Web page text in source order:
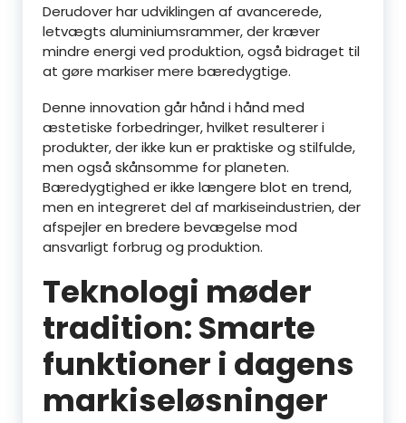
Derudover har udviklingen af avancerede,
letvægts aluminiumsrammer, der kræver
mindre energi ved produktion, også bidraget til
at gøre markiser mere bæredygtige.
Denne innovation går hånd i hånd med
æstetiske forbedringer, hvilket resulterer i
produkter, der ikke kun er praktiske og stilfulde,
men også skånsomme for planeten.
Bæredygtighed er ikke længere blot en trend,
men en integreret del af markiseindustrien, der
afspejler en bredere bevægelse mod
ansvarligt forbrug og produktion.
Teknologi møder
tradition: Smarte
funktioner i dagens
markiseløsninger